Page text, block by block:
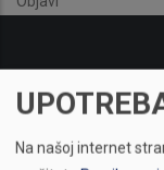
Na našoj internet